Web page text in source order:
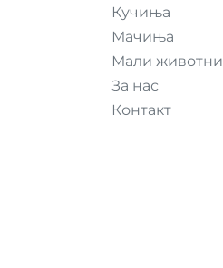
Кучиња
Мачиња
Мали животни
За нас
Контакт